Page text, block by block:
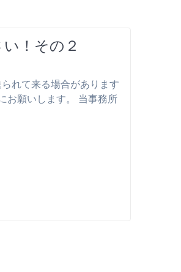
！その２
れて来る場合があります
お願いします。 当事務所